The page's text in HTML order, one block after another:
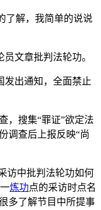
了解，我简单的说说
文章批判法轮功。
发出通知，全面禁止
，搜集“罪证”欲定法
调查后上报反映“尚
访中批判法轮功如何
炼功点的采访时点名
多了解节目中所提事